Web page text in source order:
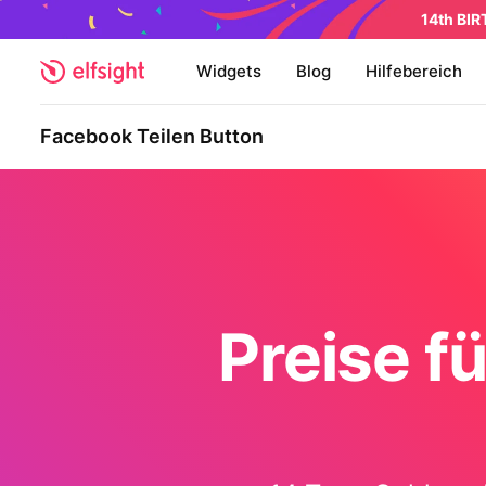
14th
Widgets Blog Hilfebereich
Facebook Teilen Button
Preise